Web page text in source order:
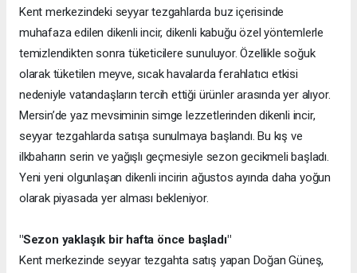
Kent merkezindeki seyyar tezgahlarda buz içerisinde
muhafaza edilen dikenli incir, dikenli kabuğu özel yöntemlerle
temizlendikten sonra tüketicilere sunuluyor. Özellikle soğuk
olarak tüketilen meyve, sıcak havalarda ferahlatıcı etkisi
nedeniyle vatandaşların tercih ettiği ürünler arasında yer alıyor.
Mersin’de yaz mevsiminin simge lezzetlerinden dikenli incir,
seyyar tezgahlarda satışa sunulmaya başlandı. Bu kış ve
ilkbaharın serin ve yağışlı geçmesiyle sezon gecikmeli başladı.
Yeni yeni olgunlaşan dikenli incirin ağustos ayında daha yoğun
olarak piyasada yer alması bekleniyor.
"Sezon yaklaşık bir hafta önce başladı"
Kent merkezinde seyyar tezgahta satış yapan Doğan Güneş,